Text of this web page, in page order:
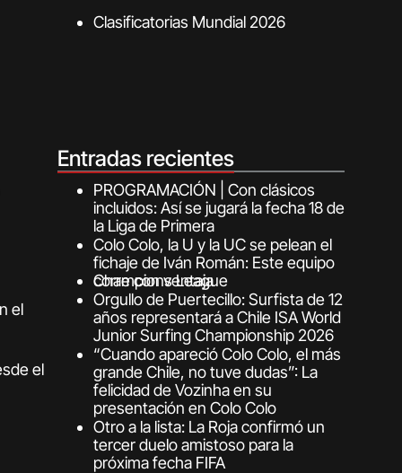
el
el
Entradas recientes
PROGRAMACIÓN | Con clásicos
incluidos: Así se jugará la fecha 18 de
la Liga de Primera
Colo Colo, la U y la UC se pelean el
fichaje de Iván Román: Este equipo
corre con ventaja
Orgullo de Puertecillo: Surfista de 12
años representará a Chile ISA World
Junior Surfing Championship 2026
“Cuando apareció Colo Colo, el más
grande Chile, no tuve dudas”: La
felicidad de Vozinha en su
presentación en Colo Colo
Otro a la lista: La Roja confirmó un
tercer duelo amistoso para la
próxima fecha FIFA
Champions League
Clasificatorias Mundial 2026